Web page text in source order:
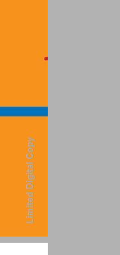
נושאי הלמוד ... 1